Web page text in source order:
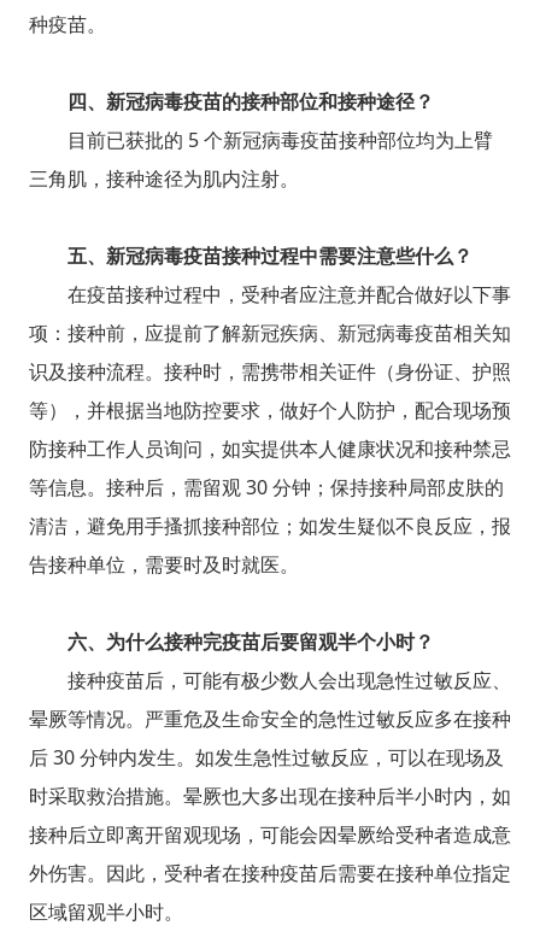
种疫苗。
四、新冠病毒疫苗的接种部位和接种途径？
目前已获批的 5 个新冠病毒疫苗接种部位均为上臂
三角肌，接种途径为肌内注射。
五、新冠病毒疫苗接种过程中需要注意些什么？
在疫苗接种过程中，受种者应注意并配合做好以下事
项：接种前，应提前了解新冠疾病、新冠病毒疫苗相关知
识及接种流程。接种时，需携带相关证件（身份证、护照
等），并根据当地防控要求，做好个人防护，配合现场预
防接种工作人员询问，如实提供本人健康状况和接种禁忌
等信息。接种后，需留观 30 分钟；保持接种局部皮肤的
清洁，避免用手搔抓接种部位；如发生疑似不良反应，报
告接种单位，需要时及时就医。
六、为什么接种完疫苗后要留观半个小时？
接种疫苗后，可能有极少数人会出现急性过敏反应、
晕厥等情况。严重危及生命安全的急性过敏反应多在接种
后 30 分钟内发生。如发生急性过敏反应，可以在现场及
时采取救治措施。晕厥也大多出现在接种后半小时内，如
接种后立即离开留观现场，可能会因晕厥给受种者造成意
外伤害。因此，受种者在接种疫苗后需要在接种单位指定
区域留观半小时。